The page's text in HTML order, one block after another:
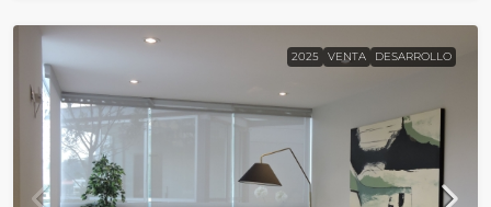
2025 VENTA DESARROLLO